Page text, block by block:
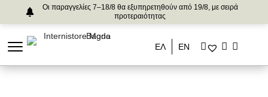
Οι παραγγελίες 7–18/8 θα εξυπηρετηθούν από 19/8, με σειρά
προτεραιότητας
ΕΛ ΕΝ